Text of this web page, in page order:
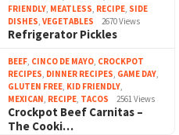
FRIENDLY, MEATLESS, RECIPE, SIDE
DISHES,VEGETABLES 2670 Views
Refrigerator Pickles
BEEF, CINCO DE MAYO, CROCKPOT
RECIPES, DINNER RECIPES, GAME DAY,
GLUTEN FREE, KID FRIENDLY,
MEXICAN, RECIPE, TACOS 2561 Views
Crockpot Beef Carnitas –
The Cooki…